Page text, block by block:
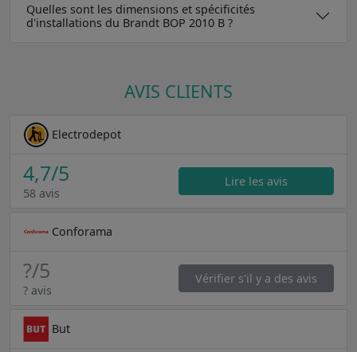
Quelles sont les dimensions et spécificités
d'installations du Brandt BOP 2010 B ?
AVIS CLIENTS
Electrodepot
4,7/5
58 avis
Lire les avis
Conforama
?/5
? avis
Vérifier s'il y a des avis
But